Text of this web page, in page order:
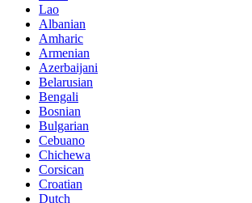
Lao
Albanian
Amharic
Armenian
Azerbaijani
Belarusian
Bengali
Bosnian
Bulgarian
Cebuano
Chichewa
Corsican
Croatian
Dutch